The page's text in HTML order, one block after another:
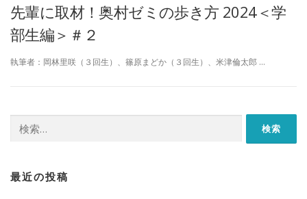
先輩に取材！奥村ゼミの歩き方 2024＜学
部生編＞＃２
執筆者：岡林里咲（３回生）、篠原まどか（３回生）、米津倫太郎 …
索:
最近の投稿